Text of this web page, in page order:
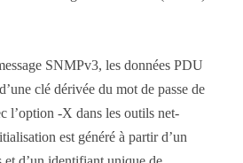
SNMPv3, les données PDU
clé dérivée du mot de passe de
l’option -X dans les outils net-
est généré à partir d’un